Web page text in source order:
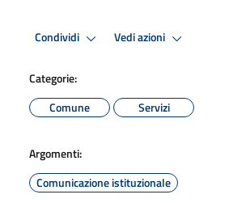
Condividi Vedi azioni
Categorie:
Comune
Servizi
Argomenti:
Comunicazione istituzionale